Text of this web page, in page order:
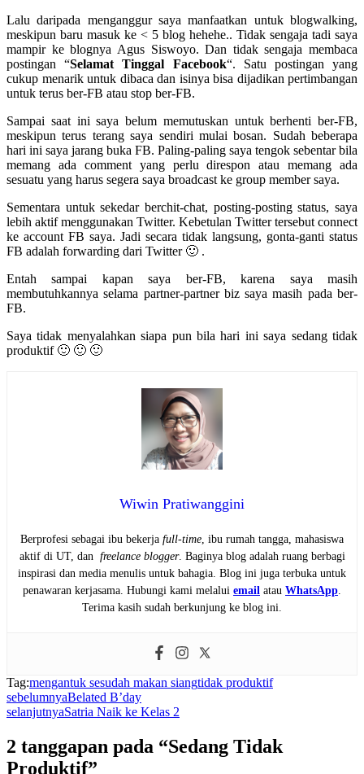
Lalu daripada menganggur saya manfaatkan untuk blogwalking,
meskipun baru masuk ke < 5 blog hehehe.. Tidak sengaja tadi saya
mampir ke blognya Agus Siswoyo. Dan tidak sengaja membaca
postingan “Selamat Tinggal Facebook“. Satu postingan yang
cukup menarik untuk dibaca dan isinya bisa dijadikan pertimbangan
untuk terus ber-FB atau stop ber-FB.
Sampai saat ini saya belum memutuskan untuk berhenti ber-FB,
meskipun terus terang saya sendiri mulai bosan. Sudah beberapa
hari ini saya jarang buka FB. Paling-paling saya tengok sebentar bila
memang ada comment yang perlu direspon atau memang ada
sesuatu yang harus segera saya broadcast ke group member saya.
Sementara untuk sekedar berchit-chat, posting-posting status, saya
lebih aktif menggunakan Twitter. Kebetulan Twitter tersebut connect
ke account FB saya. Jadi secara tidak langsung, gonta-ganti status
FB adalah forwarding dari Twitter 🙂 .
Entah sampai kapan saya ber-FB, karena saya masih
membutuhkannya selama partner-partner biz saya masih pada ber-
FB.
Saya tidak menyalahkan siapa pun bila hari ini saya sedang tidak
produktif 🙂 🙂 🙂
Wiwin Pratiwanggini
Berprofesi sebagai ibu bekerja full-time , ibu rumah tangga, mahasiswa
aktif di UT, dan freelance blogger. Baginya blog adalah ruang berbagi
inspirasi dan media menulis untuk bahagia. Blog ini juga terbuka untuk
penawaran kerjasama. Hubungi kami melalui email atau WhatsApp
Terima kasih sudah berkunjung ke blog ini.
Tag:mengantuk sesudah makan siangtidak produktif
sebelumnyaBelated B’day
selanjutnyaSatria Naik ke Kelas 2
2 tanggapan pada “Sedang Tidak
Produktif”